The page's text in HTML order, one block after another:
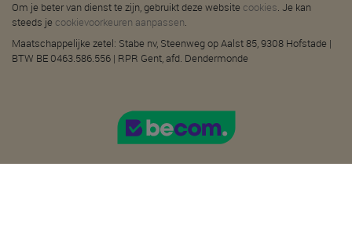
Om je beter van dienst te zijn, gebruikt deze website cookies. Je kan
steeds je cookievoorkeuren aanpassen.
Maatschappelijke zetel: Stabe nv, Steenweg op Aalst 85, 9308 Hofstade |
BTW BE 0463.586.556 | RPR Gent, afd. Dendermonde